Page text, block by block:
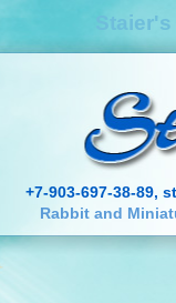
+7-903-697-38-89,
Rabbit and